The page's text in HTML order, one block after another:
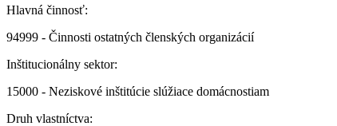
Hlavná činnosť:
94999 - Činnosti ostatných členských organizácií
Inštitucionálny sektor:
15000 - Neziskové inštitúcie slúžiace domácnostiam
Druh vlastníctva: